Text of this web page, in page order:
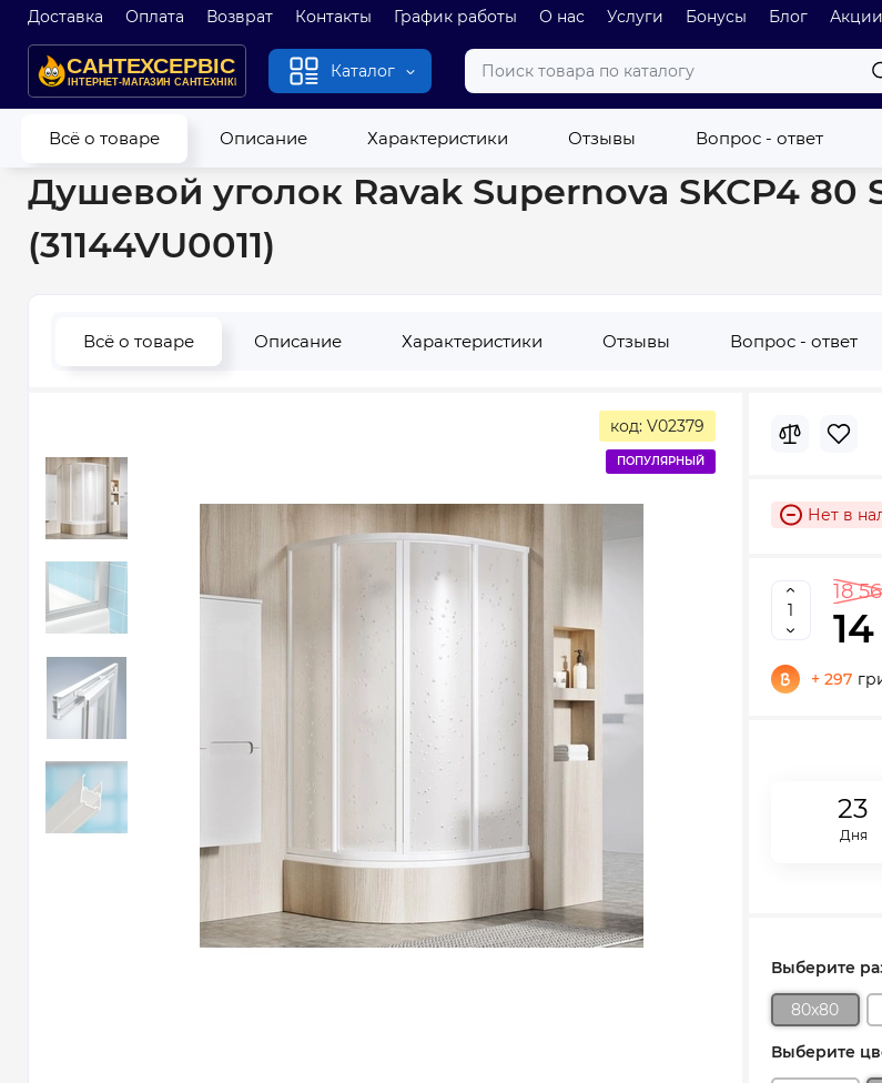
Доставка Оплата Возврат Контакты График работы О нас Услуги Бонусы Блог Акции
Каталог
Всё о товаре Описание Характеристики Отзывы Вопрос - ответ
Главная Душевые кабины и гидробоксы Душевые кабины Душевой уголок Ravak Supernova SKCP4 80
Душевой уголок Ravak Supernova SKCP4 80
(31144VU0011)
Всё о товаре Описание Характеристики Отзывы Вопрос - ответ
код: V02379
ПОПУЛЯРНЫЙ
Нет в
18
+ 297
23
Дня
Выберите
80x80
Выберите